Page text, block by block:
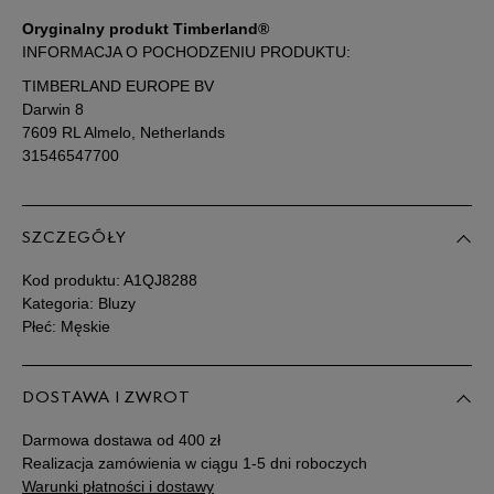
Oryginalny produkt Timberland®
INFORMACJA O POCHODZENIU PRODUKTU:
TIMBERLAND EUROPE BV
Darwin 8
7609 RL Almelo, Netherlands
31546547700
SZCZEGÓŁY
Kod produktu: A1QJ8288
Kategoria: Bluzy
Płeć: Męskie
DOSTAWA I ZWROT
Darmowa dostawa od 400 zł
Realizacja zamówienia w ciągu 1-5 dni roboczych
Warunki płatności i dostawy